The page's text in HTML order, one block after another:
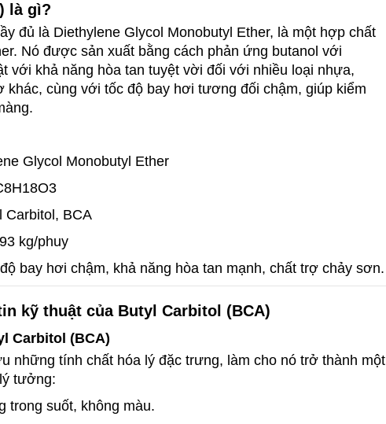
là gì?
đủ là Diethylene Glycol Monobutyl Ether, là một hợp chất
Nó được sản xuất bằng cách phản ứng butanol với
với khả năng hòa tan tuyệt vời đối với nhiều loại nhựa,
khác, cùng với tốc độ bay hơi tương đối chậm, giúp kiểm
Glycol Monobutyl Ether
Carbitol, BCA
kg/phuy
bay hơi chậm, khả năng hòa tan mạnh, chất trợ chảy sơn.
kỹ thuật của Butyl Carbitol (BCA)
Carbitol (BCA)
những tính chất hóa lý đặc trưng, làm cho nó trở thành một
tưởng:
trong suốt, không màu.